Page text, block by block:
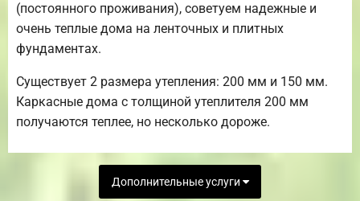
(постоянного проживания), советуем надежные и
очень теплые дома на ленточных и плитных
фундаментах.
Существует 2 размера утепления: 200 мм и 150 мм.
Каркасные дома с толщиной утеплителя 200 мм
получаются теплее, но несколько дороже.
Дополнительные услуги